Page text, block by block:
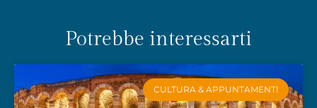
Potrebbe interessarti
CULTURA & APPUNTAMENTI